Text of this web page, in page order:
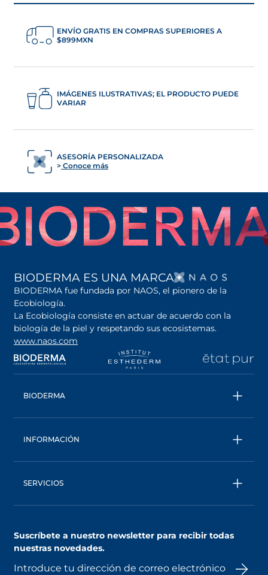
ENVÍO GRATIS EN COMPRAS SUPERIORES A
$899MXN
IMÁGENES ILUSTRATIVAS; EL PRODUCTO PUEDE
VARIAR
ASESORÍA PERSONALIZADA
Conoce más
BIODERMA ES UNA MARCA SE
BIODERMA fue fundada por NAOS, el pionero de la
Ecobiología.
La Ecobiología consiste en actuar de acuerdo con la
biología de la piel y respetando sus ecosistemas.
www.naos.com
se abre en una pestaña nueva
se abre en una
BIODERMA
Conoce más sobre la marca
Consejo Experto
INFORMACIÓN
Seguimiento de pedidos
Términos de uso del sitio web
Términos y condiciones de promociones
SERVICIOS
Asesoría Personalizada
Suscríbete a nuestro newsletter para recibir todas
nuestras novedades.